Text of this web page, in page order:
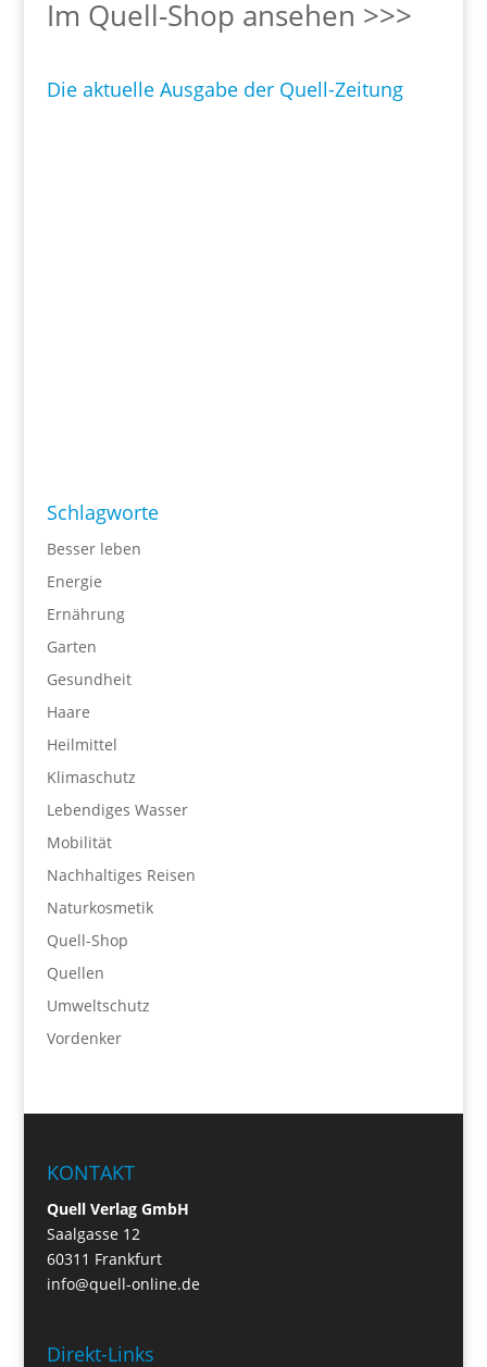
Im Quell-Shop ansehen >>>
Die aktuelle Ausgabe der Quell-Zeitung
Schlagworte
Besser leben
Energie
Ernährung
Garten
Gesundheit
Haare
Heilmittel
Klimaschutz
Lebendiges Wasser
Mobilität
Nachhaltiges Reisen
Naturkosmetik
Quell-Shop
Quellen
Umweltschutz
Vordenker
KONTAKT
Quell Verlag GmbH
Saalgasse 12
60311 Frankfurt
info@quell-online.de
Direkt-Links